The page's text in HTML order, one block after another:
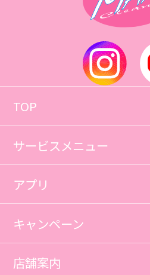
TOP
サービスメニュー
アプリ
キャンペーン
店舗案内